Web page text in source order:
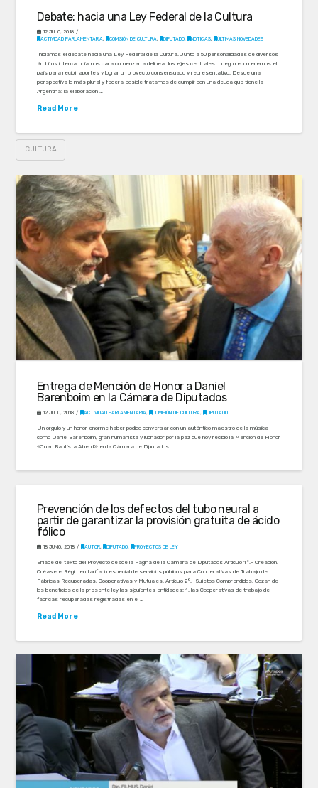
Debate: hacia una Ley Federal de la Cultura
12 JULIO, 2018
ACTIVIDAD PARLAMENTARIA, COMISIÓN DE CULTURA, DIPUTADO, NOTICIAS, ÚLTIMAS NOVEDADES
Iniciamos el debate hacia una Ley Federal de la Cultura. Junto a 50 personalidades de diversos
ámbitos intercambiamos para comenzar a delinear los ejes centrales. Luego recorreremos el
país para recibir aportes y lograr un proyecto consensuado y representativo. Desde una
perspectiva lo más plural y federal posible tratamos de cumplir con una deuda que tiene la
Argentina: la elaboración …
Read More
CULTURA
Entrega de Mención de Honor a Daniel
Barenboim en la Cámara de Diputados
12 JULIO, 2018 ACTIVIDAD PARLAMENTARIA, COMISIÓN DE CULTURA, DIPUTADO
Un orgullo y un honor enorme haber podido conversar con un auténtico maestro de la música
como Daniel Barenboim, gran humanista y luchador por la paz que hoy recibió la Mención de Honor
«Juan Bautista Alberdi» en la Cámara de Diputados.
Prevención de los defectos del tubo neural a
partir de garantizar la provisión gratuita de ácido
fólico
18 JUNIO, 2018 AUTOR, DIPUTADO, PROYECTOS DE LEY
Enlace del texto del Proyecto desde la Página de la Cámara de Diputados Artículo 1°.- Creación.
Créase el Régimen tarifario especial de servicios públicos para Cooperativas de Trabajo de
Fábricas Recuperadas, Cooperativas y Mutuales. Artículo 2°.- Sujetos Comprendidos. Gozan de
los beneficios de la presente ley las siguientes entidades: 1. las Cooperativas de trabajo de
fábricas recuperadas registradas en el …
Read More